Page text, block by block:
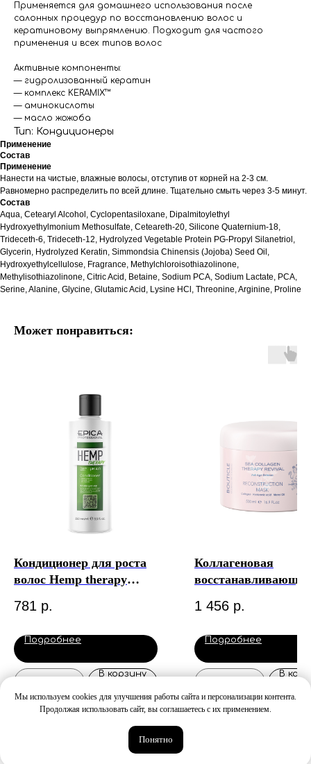
Применяется для домашнего использования после
салонных процедур по восстановлению волос и
кератиновому выпрямлению. Подходит для частого
применения и всех типов волос
Активные компоненты:
— гидролизованный кератин
— комплекс KERAMIX™
— аминокислоты
— масло жожоба
Тип: Кондиционеры
Применение
Состав
Применение
Нанести на чистые, влажные волосы, отступив от корней на 2-3 см.
Равномерно распределить по всей длине. Тщательно смыть через 3-5 минут.
Состав
Aqua, Cetearyl Alcohol, Cyclopentasiloxane, Dipalmitoylethyl
Hydroxyethylmonium Methosulfate, Ceteareth-20, Silicone Quaternium-18,
Trideceth-6, Trideceth-12, Hydrolyzed Vegetable Protein PG-Propyl Silanetriol,
Glycerin, Hydrolyzed Keratin, Simmondsia Chinensis (Jojoba) Seed Oil,
Hydroxyethylcellulose, Fragrance, Methylchloroisothiazolinone,
Methylisothiazolinone, Citric Acid, Betaine, Sodium PCA, Sodium Lactate, PCA,
Serine, Alanine, Glycine, Glutamic Acid, Lysine HCl, Threonine, Arginine, Proline
Может понравиться:
Кондиционер для роста
волос Hemp therapy
781 р.
Подробнее
В корзину
Коллагеновая
восстанавливающая
Reconstruction
1 456 р.
Подробнее
В
Мы используем cookies для улучшения работы сайта и персонализации контента.
Продолжая использовать сайт, вы соглашаетесь с их применением.
Понятно